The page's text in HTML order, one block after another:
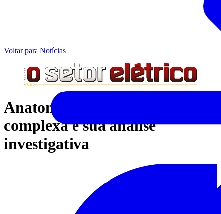
Voltar para Notícias
Anatomia de uma falha elétrica
complexa e sua análise
investigativa